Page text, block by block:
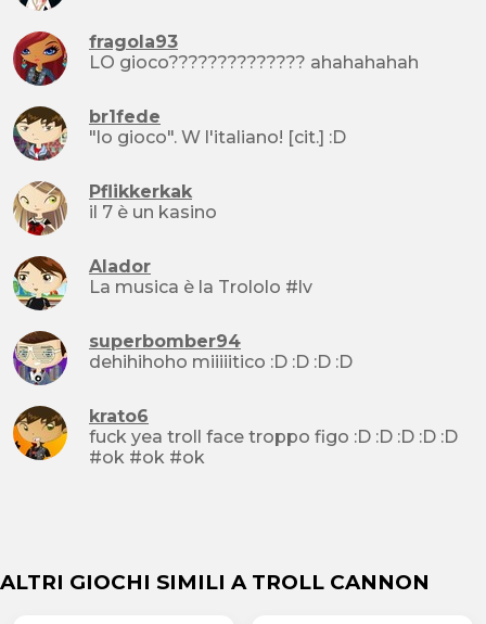
fragola93
LO gioco?????????????? ahahahahah
br1fede
"lo gioco". W l'italiano! [cit.] :D
Pflikkerkak
il 7 è un kasino
Alador
La musica è la Trololo #lv
superbomber94
dehihihoho miiiiitico :D :D :D :D
krato6
fuck yea troll face troppo figo :D :D :D :D :D
#ok #ok #ok
ALTRI GIOCHI SIMILI A TROLL CANNON